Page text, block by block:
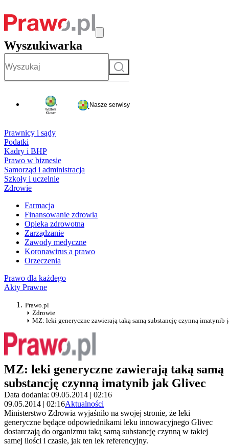
Wyszukiwarka
Szukaj
Nasze serwisy
Prawnicy i sądy
Podatki
Kadry i BHP
Prawo w biznesie
Samorząd i administracja
Szkoły i uczelnie
Zdrowie
Farmacja
Finansowanie zdrowia
Opieka zdrowotna
Zarządzanie
Zawody medyczne
Koronawirus a prawo
Orzeczenia
Prawo dla każdego
Akty Prawne
Prawo.pl
Zdrowie
MZ: leki generyczne zawierają taką samą substancję czynną imatynib
MZ: leki generyczne zawierają taką samą
substancję czynną imatynib jak Glivec
Data dodania: 09.05.2014 | 02:16
09.05.2014 | 02:16Aktualności
Ministerstwo Zdrowia wyjaśniło na swojej stronie, że leki
generyczne będące odpowiednikami leku innowacyjnego Glivec
dostarczają do organizmu taką samą substancję czynną w takiej
samej ilości i czasie, jak ten lek referencyjny.